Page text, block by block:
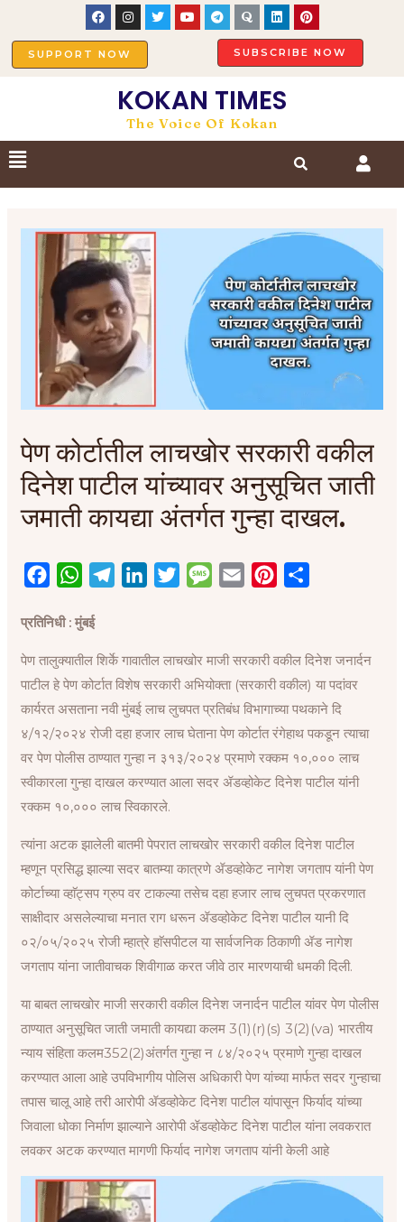
SUPPORT NOW SUBSCRIBE NOW
KOKAN TIMES
The Voice Of Kokan
पेण कोर्टातील लाचखोर सरकारी वकील
दिनेश पाटील यांच्यावर अनुसूचित जाती
जमाती कायद्या अंतर्गत गुन्हा दाखल.
c
b
o
o
k
W
a
t
A
p
p
e
g
r
a
m
k
d
I
n
T
e
r
M
a
g
e
E
r
e
s
t
r
प्रतिनिधी : मुंबई
पेण तालुक्यातील शिर्के गावातील लाचखोर माजी सरकारी वकील दिनेश जनार्दन
पाटील हे पेण कोर्टात विशेष सरकारी अभियोक्ता (सरकारी वकील) या पदांवर
कार्यरत असताना नवी मुंबई लाच लुचपत प्रतिबंध विभागाच्या पथकाने दि
४/१२/२०२४ रोजी दहा हजार लाच घेताना पेण कोर्टात रंगेहाथ पकडून त्याचा
वर पेण पोलीस ठाण्यात गुन्हा न ३१३/२०२४ प्रमाणे रक्कम १०,००० लाच
स्वीकारला गुन्हा दाखल करण्यात आला सदर ॲडव्होकेट दिनेश पाटील यांनी
रक्कम १०,००० लाच स्विकारले.
त्यांना अटक झालेली बातमी पेपरात लाचखोर सरकारी वकील दिनेश पाटील
म्हणून प्रसिद्ध झाल्या सदर बातम्या कात्रणे ॲडव्होकेट नागेश जगताप यांनी पेण
कोर्टाच्या व्हाॅट्सप ग्रुप वर टाकल्या तसेच दहा हजार लाच लुचपत प्रकरणात
साक्षीदार असलेल्याचा मनात राग धरून ॲडव्होकेट दिनेश पाटील यानी दि
०२/०५/२०२५ रोजी म्हात्रे हाॅसपीटल या सार्वजनिक ठिकाणी ॲड नागेश
जगताप यांना जातीवाचक शिवीगाळ करत जीवे ठार मारणयाची धमकी दिली.
या बाबत लाचखोर माजी सरकारी वकील दिनेश जनार्दन पाटील यांवर पेण पोलीस
ठाण्यात अनुसूचित जाती जमाती कायद्या कलम 3(1)(r)(s) 3(2)(va) भारतीय
न्याय संहिता कलम352(2)अंतर्गत गुन्हा न ८४/२०२५ प्रमाणे गुन्हा दाखल
करण्यात आला आहे उपविभागीय पोलिस अधिकारी पेण यांच्या मार्फत सदर गुन्हाचा
तपास चालू आहे तरी आरोपी ॲडव्होकेट दिनेश पाटील यांपासून फिर्याद यांच्या
जिवाला धोका निर्माण झाल्याने आरोपी ॲडव्होकेट दिनेश पाटील यांना लवकरात
लवकर अटक करण्यात मागणी फिर्याद नागेश जगताप यांनी केली आहे